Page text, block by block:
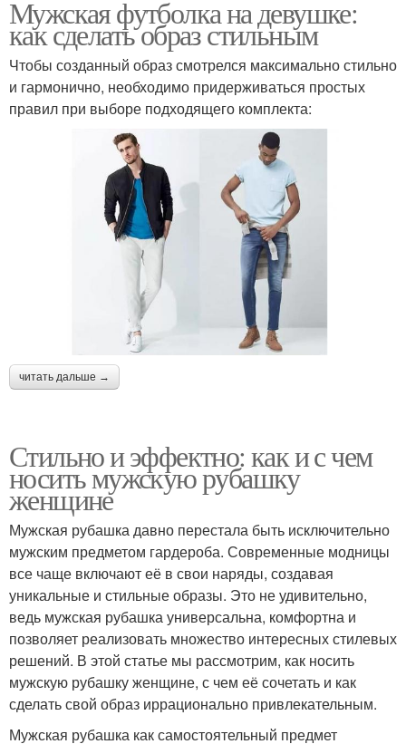
Мужская футболка на девушке:
как сделать образ стильным
Чтобы созданный образ смотрелся максимально стильно
и гармонично, необходимо придерживаться простых
правил при выборе подходящего комплекта:
читать дальше →
Стильно и эффектно: как и с чем
носить мужскую рубашку
женщине
Мужская рубашка давно перестала быть исключительно
мужским предметом гардероба. Современные модницы
все чаще включают её в свои наряды, создавая
уникальные и стильные образы. Это не удивительно,
ведь мужская рубашка универсальна, комфортна и
позволяет реализовать множество интересных стилевых
решений. В этой статье мы рассмотрим, как носить
мужскую рубашку женщине, с чем её сочетать и как
сделать свой образ иррационально привлекательным.
Мужская рубашка как самостоятельный предмет